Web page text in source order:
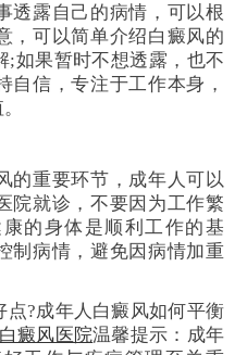
露自己的病情，可以根
，可以简单介绍白癜风的
;如果暂时不想透露，也不
自信，专注于工作本身，
重要环节，成年人可以
院就诊，不要因为工作繁
的身体是顺利工作的基
制病情，避免因病情加重
?成年人白癜风如何平衡
癜风医院温馨提示：成年